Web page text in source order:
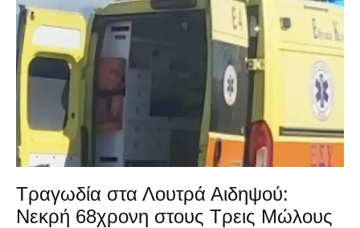
Τραγωδία στα Λουτρά Αιδηψού:
Νεκρή 68χρονη στους Τρεις Μώλους